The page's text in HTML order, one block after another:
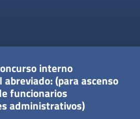
interno
(para ascenso
funcionarios
administrativos)